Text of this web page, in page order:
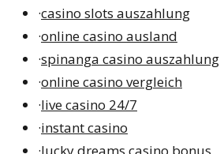
·casino slots auszahlung
·online casino ausland
·spinanga casino auszahlung
·online casino vergleich
·live casino 24/7
·instant casino